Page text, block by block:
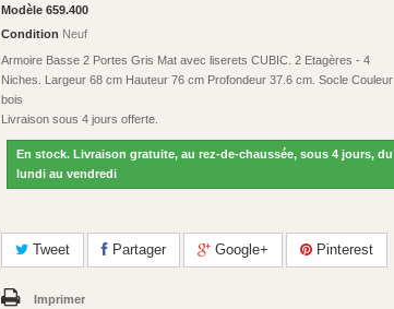
Modèle 659.400
Condition Neuf
Armoire Basse 2 Portes Gris Mat avec liserets CUBIC. 2 Etagères - 4
Niches. Largeur 68 cm Hauteur 76 cm Profondeur 37.6 cm. Socle Couleur
bois
Livraison sous 4 jours offerte.
En stock. Livraison gratuite, au rez-de-chaussée, sous 4 jours, du
lundi au vendredi
Tweet Partager Google+ Pinterest
Imprimer